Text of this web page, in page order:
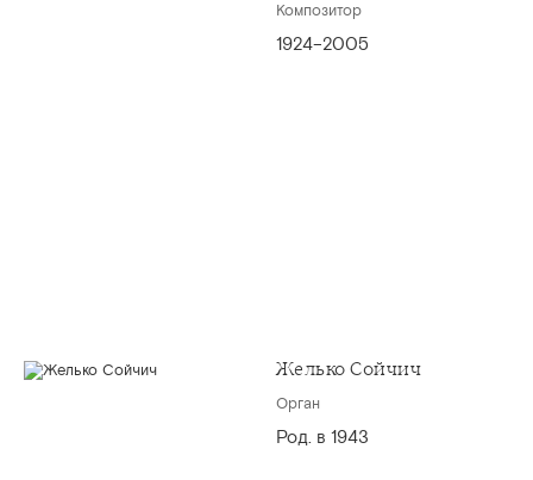
Композитор
1924–2005
Желько Сойчич
Орган
Род. в 1943